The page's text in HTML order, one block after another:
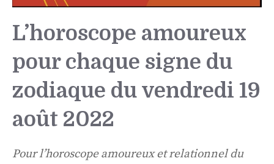
L’horoscope amoureux
pour chaque signe du
zodiaque du vendredi 19
août 2022
Pour l’horoscope amoureux et relationnel du